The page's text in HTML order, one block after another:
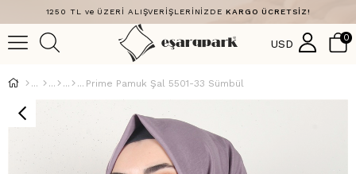
1250 TL ve ÜZERİ ALIŞVERİŞLERİNİZDE KARGO ÜCRETSİZ!
USD 0
Prime Pamuk Şal 5501-33 Sümbül